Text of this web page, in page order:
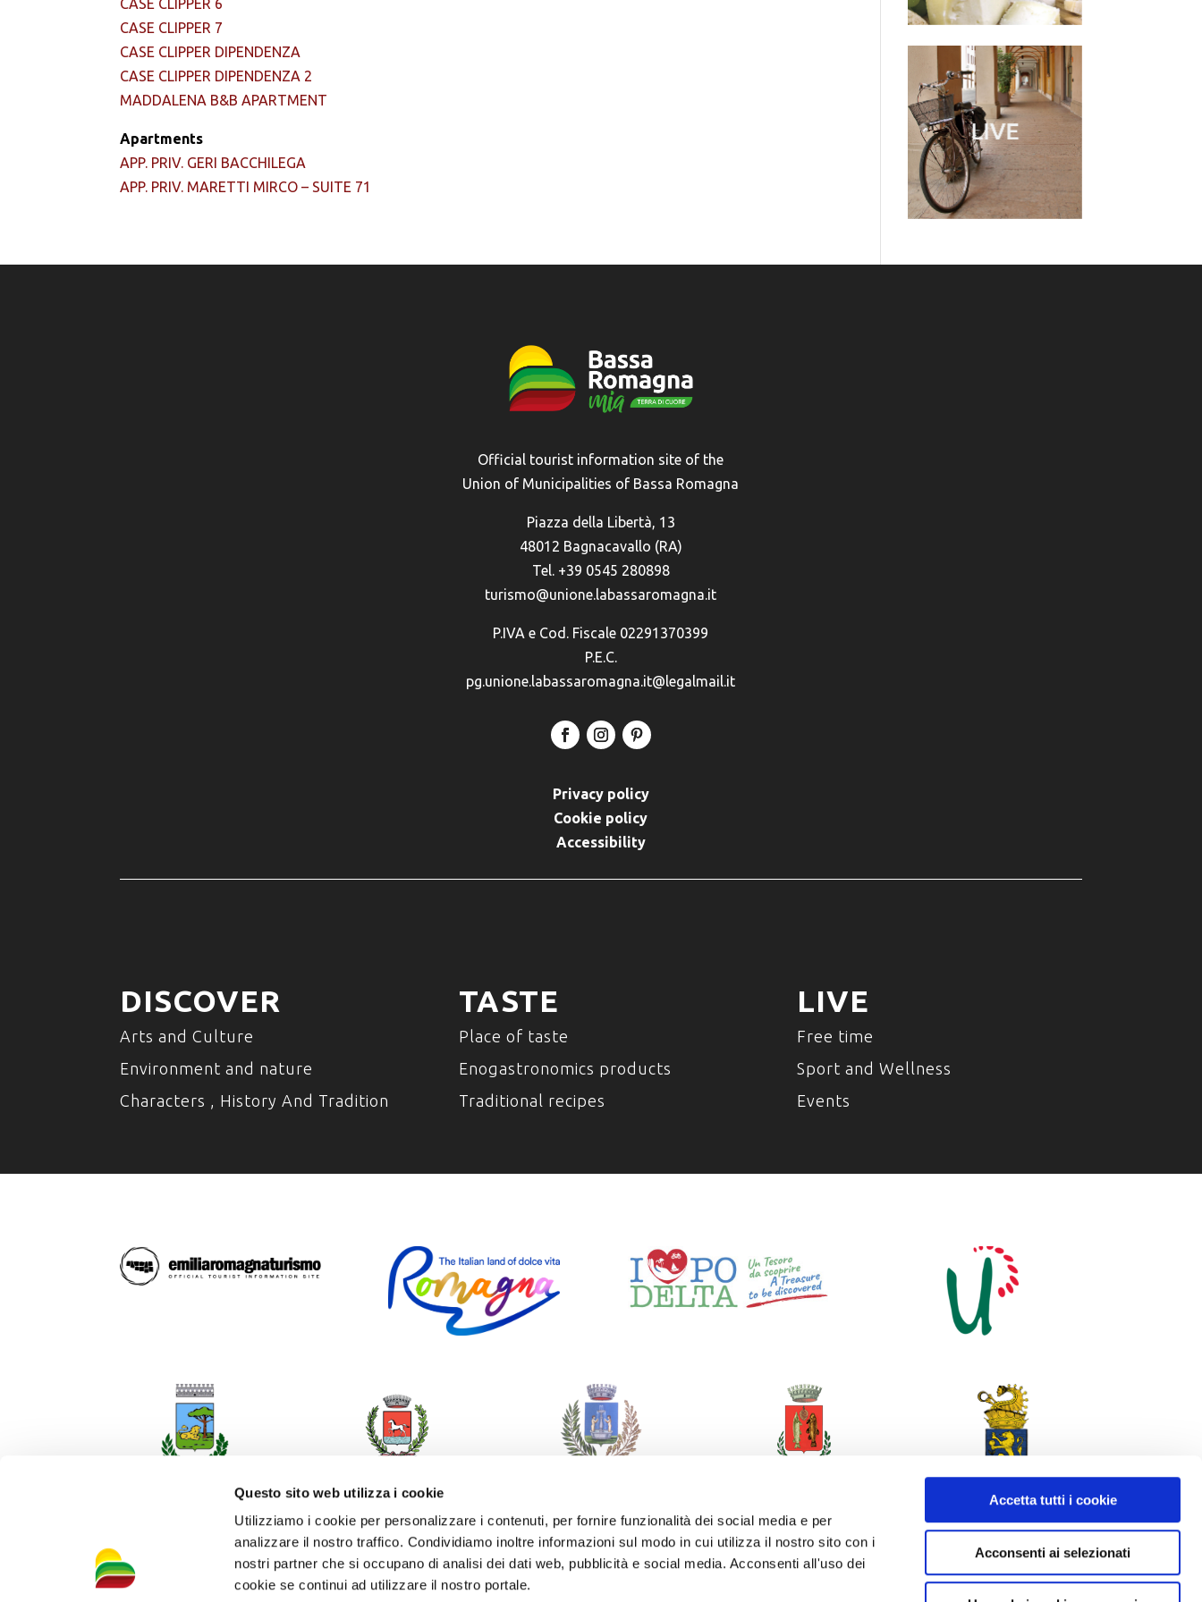
Questo sito web utilizza i cookie
Utilizziamo i cookie per personalizzare i contenuti, per fornire funzionalità dei social media e per
analizzare il nostro traffico. Condividiamo inoltre informazioni sul modo in cui utilizza il nostro sito con i
nostri partner che si occupano di analisi dei dati web, pubblicità e social media. Acconsenti all'uso dei
cookie se continui ad utilizzare il nostro portale.
Accetta tutti i cookie
Acconsenti ai selezionati
CASE CLIPPER 6
CASE CLIPPER 7
CASE CLIPPER DIPENDENZA
CASE CLIPPER DIPENDENZA 2
MADDALENA B&B APARTMENT
Apartments
APP. PRIV. GERI BACCHILEGA
APP. PRIV. MARETTI MIRCO – SUITE 71
Official tourist information site of the
Union of Municipalities of Bassa Romagna
Piazza della Libertà, 13
48012 Bagnacavallo (RA)
Tel. +39 0545 280898
turismo@unione.labassaromagna.it
P.IVA e Cod. Fiscale 02291370399
P.E.C.
pg.unione.labassaromagna.it@legalmail.it
Privacy policy
Cookie policy
Accessibility
DISCOVER
Arts and Culture
Environment and nature
Characters , History And Tradition
TASTE
Place of taste
Enogastronomics products
Traditional recipes
LIVE
Free time
Sport and Wellness
Events